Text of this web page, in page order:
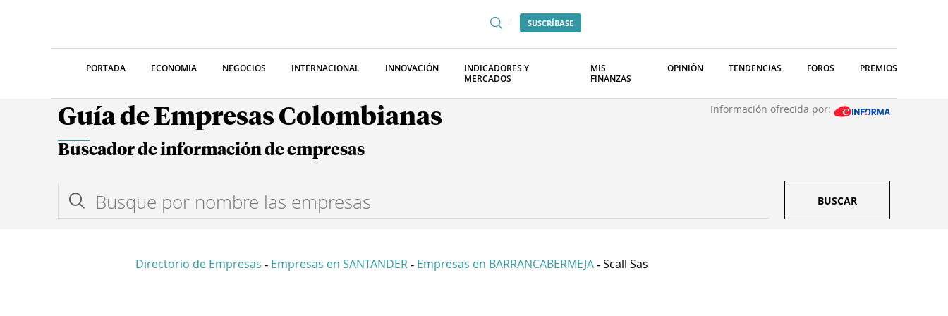
SUSCRÍBASE
PORTADA ECONOMIA NEGOCIOS INTERNACIONAL INNOVACIÓN
INDICADORES Y
MERCADOS
MIS
FINANZAS
OPINIÓN TENDENCIAS FOROS PREMIOS
Guía de Empresas Colombianas Información ofrecida por:
Buscador de información de empresas
BUSCAR
Directorio de Empresas - Empresas en SANTANDER - Empresas en BARRANCABERMEJA - Scall Sas